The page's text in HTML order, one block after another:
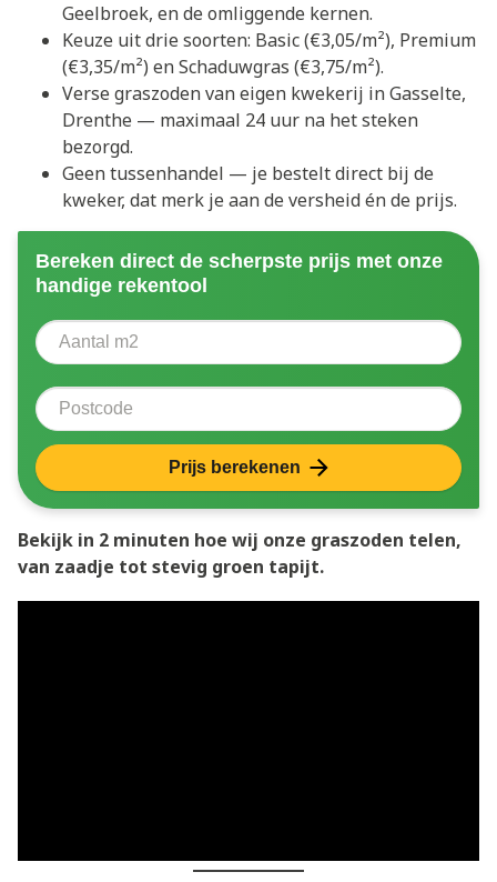
Geelbroek, en de omliggende kernen.
Keuze uit drie soorten: Basic (€3,05/m²), Premium
(€3,35/m²) en Schaduwgras (€3,75/m²).
Verse graszoden van eigen kwekerij in Gasselte,
Drenthe — maximaal 24 uur na het steken
bezorgd.
Geen tussenhandel — je bestelt direct bij de
kweker, dat merk je aan de versheid én de prijs.
Bereken direct de scherpste prijs met onze
handige rekentool
Aantal vierkante meter
Postcode
Prijs berekenen
Bekijk in 2 minuten hoe wij onze graszoden telen,
van zaadje tot stevig groen tapijt.